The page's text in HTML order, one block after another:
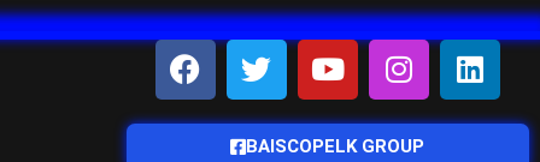
BAISCOPELK GROUP